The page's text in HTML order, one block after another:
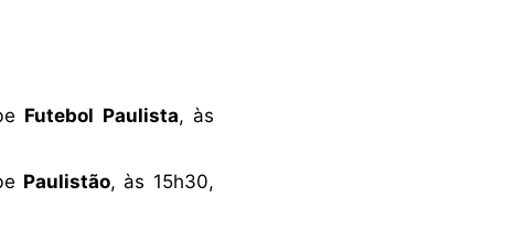
Futebol Paulista, às
Paulistão, às 15h30,